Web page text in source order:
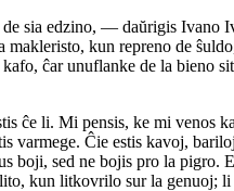
sia edzino, — daŭrigis Ivano
makleristo, kun repreno de
ĉar unuflanke de la bieno
ĉe li. Mi pensis, ke mi venos
varmege. Ĉie estis kavoj,
boji, sed ne bojis pro la
kun litkovrilo sur la genuoj;